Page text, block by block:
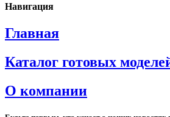
Навигация
Главная
Каталог готовых
О компании